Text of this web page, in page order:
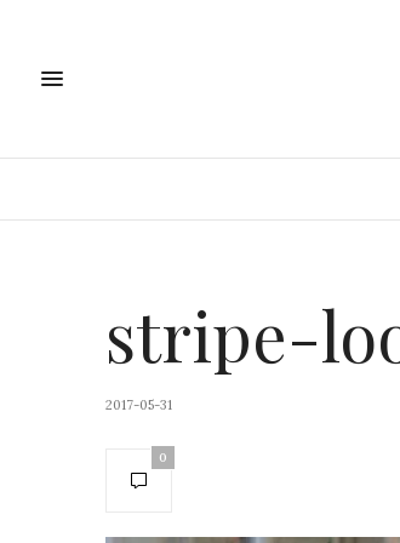
stripe-
2017-05-31
0